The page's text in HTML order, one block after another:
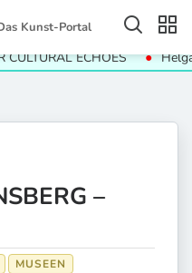
Kunst-Portal
ECHOES Helga
–
MUSEEN